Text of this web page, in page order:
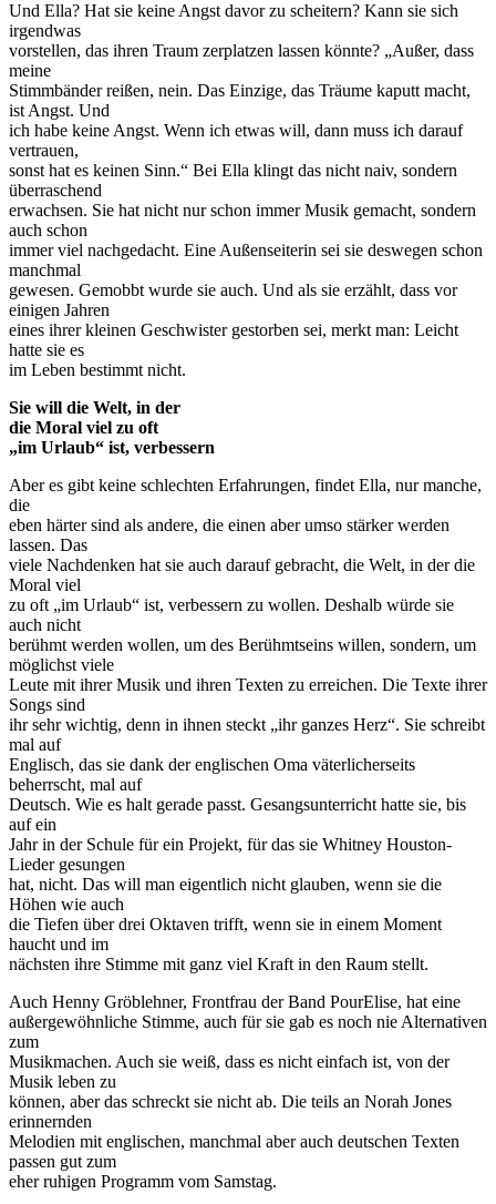
Und Ella? Hat sie keine Angst davor zu scheitern? Kann sie sich
irgendwas
vorstellen, das ihren Traum zerplatzen lassen könnte? „Außer, dass
meine
Stimmbänder reißen, nein. Das Einzige, das Träume kaputt macht,
ist Angst. Und
ich habe keine Angst. Wenn ich etwas will, dann muss ich darauf
vertrauen,
sonst hat es keinen Sinn.“ Bei Ella klingt das nicht naiv, sondern
überraschend
erwachsen. Sie hat nicht nur schon immer Musik gemacht, sondern
auch schon
immer viel nachgedacht. Eine Außenseiterin sei sie deswegen schon
manchmal
gewesen. Gemobbt wurde sie auch. Und als sie erzählt, dass vor
einigen Jahren
eines ihrer kleinen Geschwister gestorben sei, merkt man: Leicht
hatte sie es
im Leben bestimmt nicht.
Sie will die Welt, in der
die Moral viel zu oft
„im Urlaub“ ist, verbessern
Aber es gibt keine schlechten Erfahrungen, findet Ella, nur manche,
die
eben härter sind als andere, die einen aber umso stärker werden
lassen. Das
viele Nachdenken hat sie auch darauf gebracht, die Welt, in der die
Moral viel
zu oft „im Urlaub“ ist, verbessern zu wollen. Deshalb würde sie
auch nicht
berühmt werden wollen, um des Berühmtseins willen, sondern, um
möglichst viele
Leute mit ihrer Musik und ihren Texten zu erreichen. Die Texte ihrer
Songs sind
ihr sehr wichtig, denn in ihnen steckt „ihr ganzes Herz“. Sie schreibt
mal auf
Englisch, das sie dank der englischen Oma väterlicherseits
beherrscht, mal auf
Deutsch. Wie es halt gerade passt. Gesangsunterricht hatte sie, bis
auf ein
Jahr in der Schule für ein Projekt, für das sie Whitney Houston-
Lieder gesungen
hat, nicht. Das will man eigentlich nicht glauben, wenn sie die
Höhen wie auch
die Tiefen über drei Oktaven trifft, wenn sie in einem Moment
haucht und im
nächsten ihre Stimme mit ganz viel Kraft in den Raum stellt.
Auch Henny Gröblehner, Frontfrau der Band PourElise, hat eine
außergewöhnliche Stimme, auch für sie gab es noch nie Alternativen
zum
Musikmachen. Auch sie weiß, dass es nicht einfach ist, von der
Musik leben zu
können, aber das schreckt sie nicht ab. Die teils an Norah Jones
erinnernden
Melodien mit englischen, manchmal aber auch deutschen Texten
passen gut zum
eher ruhigen Programm vom Samstag.